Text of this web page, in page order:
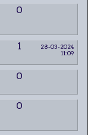
0
1
28-03-2024
11:09
0
0